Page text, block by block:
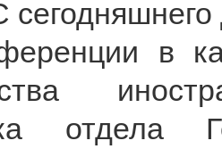
в
отдела